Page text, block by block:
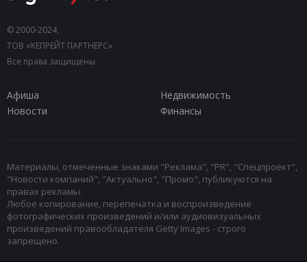
© 2000-2024,
ТОВ «КЕПРЕЙТ ПАРТНЕРС».
Все права защищены.
Афиша
Недвижимость
Новости
Финансы
Материалы, отмеченные знаками "Реклама", "PR", "Спецпроект",
"Новости компаний", "Актуально", "Промо", публикуются на
правах рекламы.
Любое копирование, перепечатка и воспроизведение
фотографических произведений и/или аудиовизуальных
произведений правообладателя Getty Images - строго
запрещено.